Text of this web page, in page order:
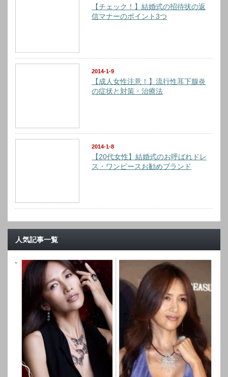
【チェック！】結婚式の招待状の返
信マナーのポイント3つ
2014-1-9
【成人女性注意！】流行性耳下腺炎
の症状と対策・治療法
2014-1-8
【20代女性】結婚式のお呼ばれドレ
ス・ワンピースお勧めブランド
人気記事一覧